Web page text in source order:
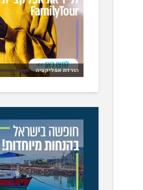
הורדת אפליקציה